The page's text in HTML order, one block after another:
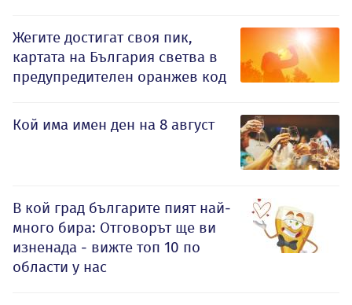
Жегите достигат своя пик,
картата на България светва в
предупредителен оранжев код
Кой има имен ден на 8 август
В кой град българите пият най-
много бира: Отговорът ще ви
изненада - вижте топ 10 по
области у нас